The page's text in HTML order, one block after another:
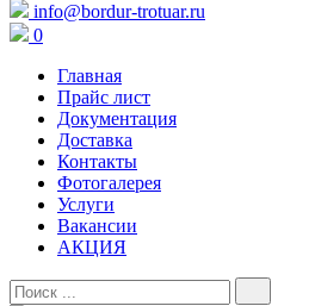
info@bordur-trotuar.ru
0
Главная
Прайс лист
Документация
Доставка
Контакты
Фотогалерея
Услуги
Вакансии
АКЦИЯ